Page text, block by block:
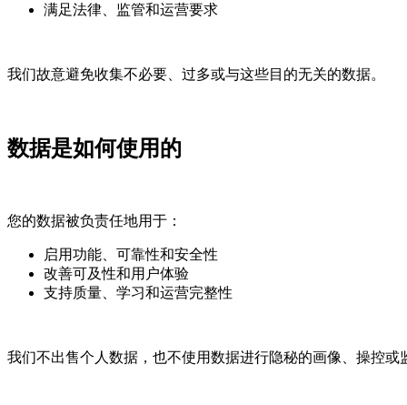
满足法律、监管和运营要求
我们故意避免收集不必要、过多或与这些目的无关的数据。
数据是如何使用的
您的数据被负责任地用于：
启用功能、可靠性和安全性
改善可及性和用户体验
支持质量、学习和运营完整性
我们不出售个人数据，也不使用数据进行隐秘的画像、操控或